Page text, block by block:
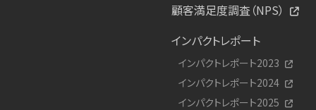
顧客満足度調査（NPS）
インパクトレポート
インパクトレポート2023
インパクトレポート2024
インパクトレポート2025